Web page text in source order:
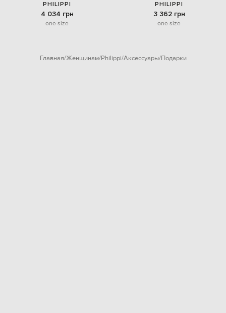
PHILIPPI
4 034 грн
one size
PHILIPPI
3 362 грн
one size
Главная Женщинам Philippi Аксессуары Подарки